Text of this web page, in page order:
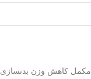
مکمل کاهش وزن بدنسازی